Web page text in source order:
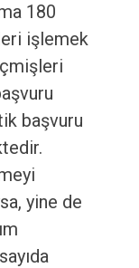
180
işlemek
başvuru
yine de